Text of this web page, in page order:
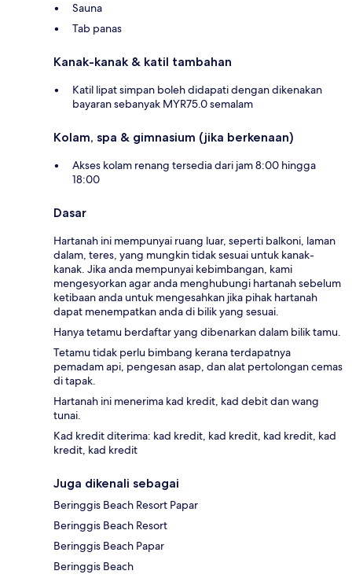
Sauna
Tab panas
Kanak-kanak & katil tambahan
Katil lipat simpan boleh didapati dengan dikenakan
bayaran sebanyak MYR75.0 semalam
Kolam, spa & gimnasium (jika berkenaan)
Akses kolam renang tersedia dari jam 8:00 hingga
18:00
Dasar
Hartanah ini mempunyai ruang luar, seperti balkoni, laman
dalam, teres, yang mungkin tidak sesuai untuk kanak-
kanak. Jika anda mempunyai kebimbangan, kami
mengesyorkan agar anda menghubungi hartanah sebelum
ketibaan anda untuk mengesahkan jika pihak hartanah
dapat menempatkan anda di bilik yang sesuai.
Hanya tetamu berdaftar yang dibenarkan dalam bilik tamu.
Tetamu tidak perlu bimbang kerana terdapatnya
pemadam api, pengesan asap, dan alat pertolongan cemas
di tapak.
Hartanah ini menerima kad kredit, kad debit dan wang
tunai.
Kad kredit diterima: kad kredit, kad kredit, kad kredit, kad
kredit, kad kredit
Juga dikenali sebagai
Beringgis Beach Resort Papar
Beringgis Beach Resort
Beringgis Beach Papar
Beringgis Beach